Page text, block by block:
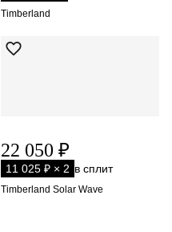
Timberland
22 050 ₽
11 025 ₽ × 2 в сплит
Timberland Solar Wave